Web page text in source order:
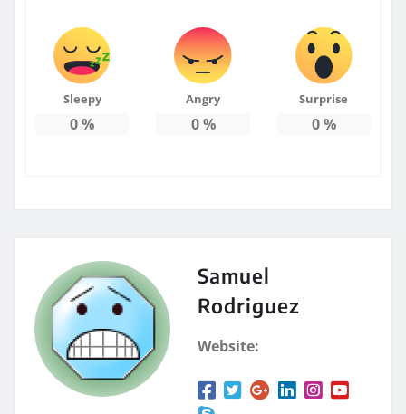
Sleepy
0%
Angry
0%
Surprise
0%
Samuel
Rodriguez
Website: